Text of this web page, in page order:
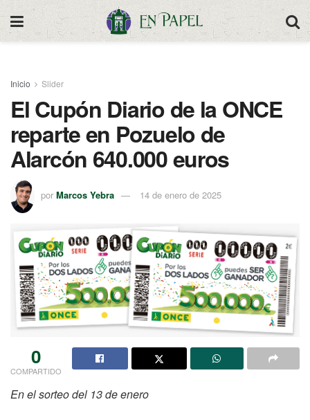
Inicio Slider
El Cupón Diario de la ONCE
reparte en Pozuelo de
Alarcón 640.000 euros
por Marcos Yebra 14 de enero de 2025
0
COMPARTIDO
En el sorteo del 13 de enero